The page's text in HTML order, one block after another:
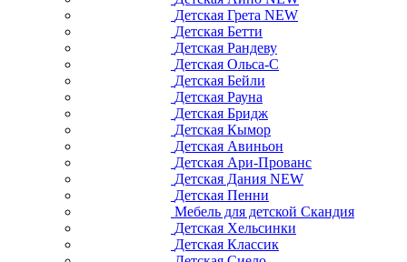
Детская Грета NEW
Детская Бетти
Детская Рандеву
Детская Ольса-С
Детская Бейли
Детская Рауна
Детская Бридж
Детская Кымор
Детская Авиньон
Детская Ари-Прованс
Детская Дания NEW
Детская Пенни
Мебель для детской Скандия
Детская Хельсинки
Детская Классик